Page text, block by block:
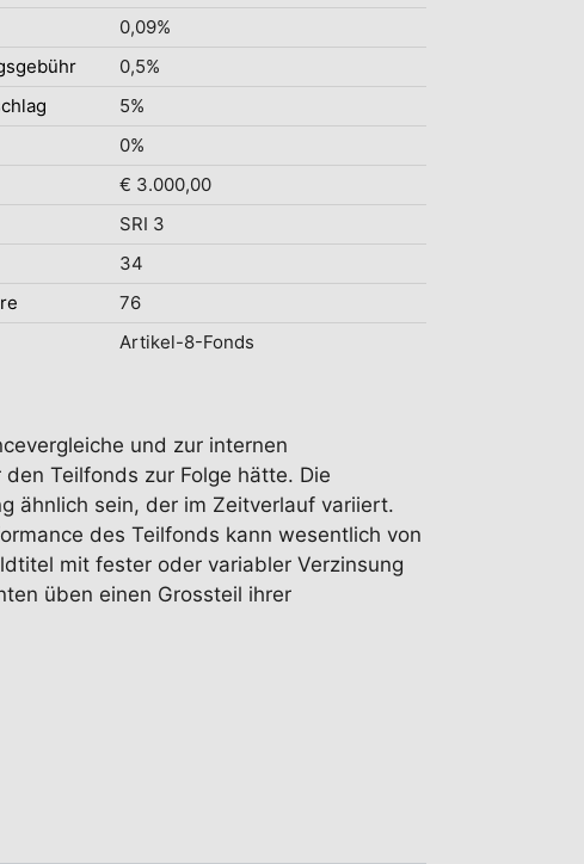
0,09%
0,5%
5%
0%
€ 3.000,00
SRI 3
34
76
Artikel-8-Fonds
und zur internen
Teilfonds zur Folge hätte. Die
ähnlich sein, der im Zeitverlauf variiert.
des Teilfonds kann wesentlich von
mit fester oder variabler Verzinsung
üben einen Grossteil ihrer